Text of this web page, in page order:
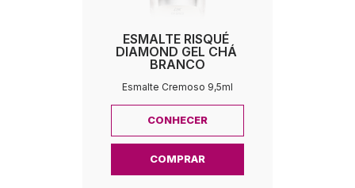
ESMALTE RISQUÉ
DIAMOND GEL CHÁ
BRANCO
Esmalte Cremoso 9,5ml
CONHECER
COMPRAR